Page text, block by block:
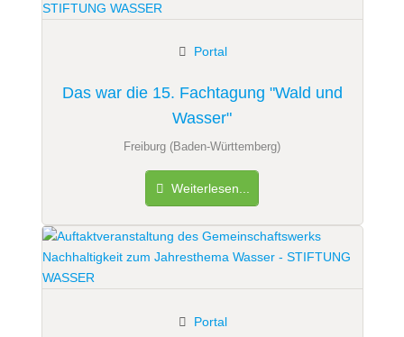
Das war die 15. Fachtagung "Wald und
Wasser"
Portal
Freiburg (Baden-Württemberg)
Weiterlesen...
Portal